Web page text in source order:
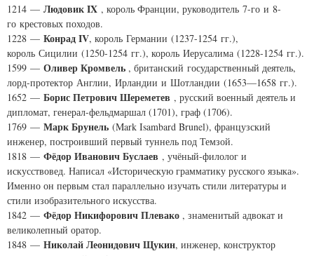
1214 — Людовик IX , король Франции, руководитель 7-го и 8-
го крестовых походов.
1228 — Конрад IV, король Германии (1237-1254 гг.),
король Сицилии (1250-1254 гг.), король Иерусалима (1228-1254 гг.).
1599 — Оливер Кромвель , британский государственный деятель,
лорд-протектор Англии, Ирландии и Шотландии (1653—1658 гг.).
1652 — Борис Петрович Шереметев , русский военный деятель и
дипломат, генерал-фельдмаршал (1701), граф (1706).
1769 — Марк Брунель (Mark Isambard Brunel), французский
инженер, построивший первый туннель под Темзой.
1818 — Фёдор Иванович Буслаев , учёный-филолог и
искусствовед. Написал «Историческую грамматику русского языка».
Именно он первым стал параллельно изучать стили литературы и
стили изобразительного искусства.
1842 — Фёдор Никифорович Плевако , знаменитый адвокат и
великолепный оратор.
1848 — Николай Леонидович Щукин, инженер, конструктор